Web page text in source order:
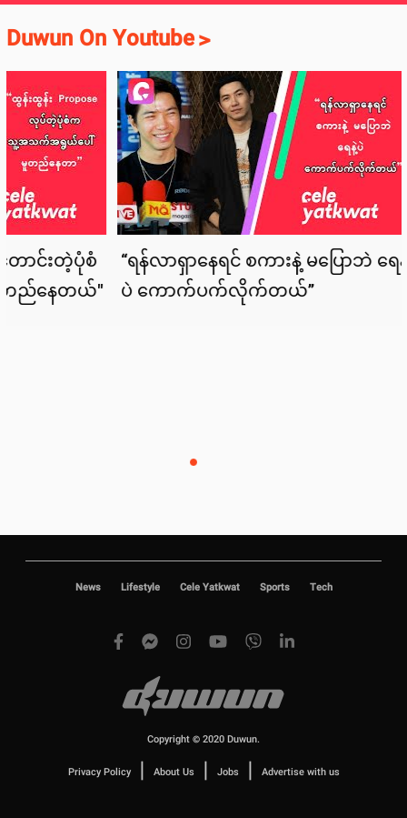
Duwun On Youtube>
News Lifestyle Cele Yatkwat Sports Tech
Copyright © 2020 Duwun.
Privacy Policy | About Us | Jobs | Advertise with us